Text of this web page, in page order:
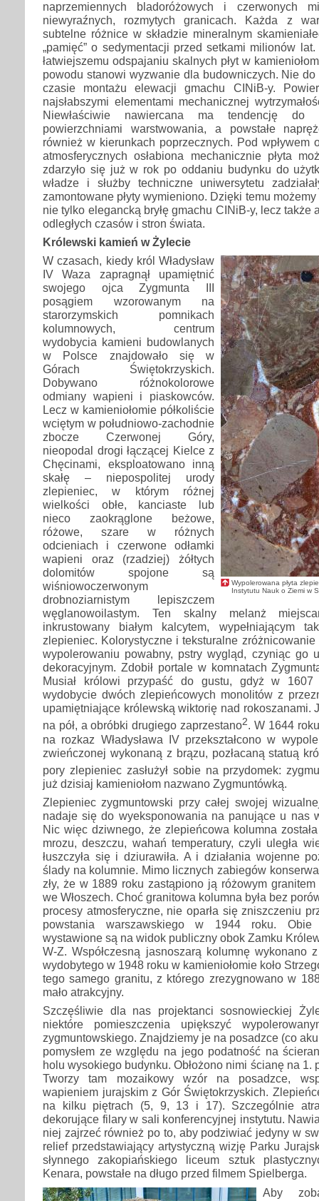
naprzemiennych bladoróżowych i czerwonych
niewyraźnych, rozmytych granicach. Każda z
subtelne różnice w składzie mineralnym
„pamięć” o sedymentacji przed setkami milionów
łatwiejszemu odspajaniu skalnych płyt w
powodu stanowi wyzwanie dla budowniczych. Nie
czasie montażu elewacji gmachu CINiB-y.
najsłabszymi elementami mechanicznej
Niewłaściwie nawiercana ma tendencję
powierzchniami warstwowania, a powstałe
również w kierunkach poprzecznych. Pod wpływem
atmosferycznych osłabiona mechanicznie płyta
zdarzyło się już w rok po oddaniu budynku do
władze i służby techniczne uniwersytetu
zamontowane płyty wymieniono. Dzięki temu
nie tylko elegancką bryłę gmachu CINiB-y, lecz także
odległych czasów i stron świata.
Królewski kamień w Żylecie
Wypolerowana płyta
Instytutu Nauk o Ziemi w
W czasach, kiedy król Władysław
IV Waza zapragnął upamiętnić
swojego ojca Zygmunta III
posągiem wzorowanym na
starorzymskich pomnikach
kolumnowych, centrum
wydobycia kamieni budowlanych
w Polsce znajdowało się w
Górach Świętokrzyskich.
Dobywano różnokolorowe
odmiany wapieni i piaskowców.
Lecz w kamieniołomie półkoliście
wciętym w południowo-zachodnie
zbocze Czerwonej Góry,
nieopodal drogi łączącej Kielce z
Chęcinami, eksploatowano inną
skałę – niepospolitej urody
zlepieniec, w którym różnej
wielkości obłe, kanciaste lub
nieco zaokrąglone beżowe,
różowe, szare w różnych
odcieniach i czerwone odłamki
wapieni oraz (rzadziej) żółtych
dolomitów spojone są
wiśniowoczerwonym
drobnoziarnistym lepiszczem
węglanowoilastym. Ten skalny melanż
inkrustowany białym kalcytem, wypełniającym
zlepieniec. Kolorystyczne i teksturalne
wypolerowaniu powabny, pstry wygląd, czyniąc go
dekoracyjnym. Zdobił portale w komnatach
Musiał królowi przypaść do gustu, gdyż w 1607
wydobycie dwóch zlepieńcowych monolitów z
upamiętniające królewską wiktorię nad rokoszanami.
na pół, a obróbki drugiego zaprzestano2. W 1644
na rozkaz Władysława IV przekształcono w
zwieńczonej wykonaną z brązu, pozłacaną statuą
pory zlepieniec zasłużył sobie na przydomek:
już dzisiaj kamieniołom nazwano Zygmuntówką.
Zlepieniec zygmuntowski przy całej swojej
nadaje się do wyeksponowania na panujące u nas
Nic więc dziwnego, że zlepieńcowa kolumna
mrozu, deszczu, wahań temperatury, czyli uległa
łuszczyła się i dziurawiła. A i działania wojenne
ślady na kolumnie. Mimo licznych zabiegów
zły, że w 1889 roku zastąpiono ją różowym
we Włoszech. Choć granitowa kolumna była bez
procesy atmosferyczne, nie oparła się zniszczeniu
powstania warszawskiego w 1944 roku. Obie
wystawione są na widok publiczny obok Zamku
W-Z. Współczesną jasnoszarą kolumnę wykonano
wydobytego w 1948 roku w kamieniołomie koło
tego samego granitu, z którego zrezygnowano w
mało atrakcyjny.
Szczęśliwie dla nas projektanci sosnowieckiej
niektóre pomieszczenia upiększyć
zygmuntowskiego. Znajdziemy je na posadzce (co
pomysłem ze względu na jego podatność na
holu wysokiego budynku. Obłożono nimi ścianę na 1.
Tworzy tam mozaikowy wzór na posadzce,
wapieniem jurajskim z Gór Świętokrzyskich.
na kilku piętrach (5, 9, 13 i 17). Szczególnie
dekorujące filary w sali konferencyjnej instytutu.
niej zajrzeć również po to, aby podziwiać jedyny w
relief przedstawiający artystyczną wizję Parku
słynnego zakopiańskiego liceum sztuk
Kenara, powstałe na długo przed filmem Spielberga.
Aby